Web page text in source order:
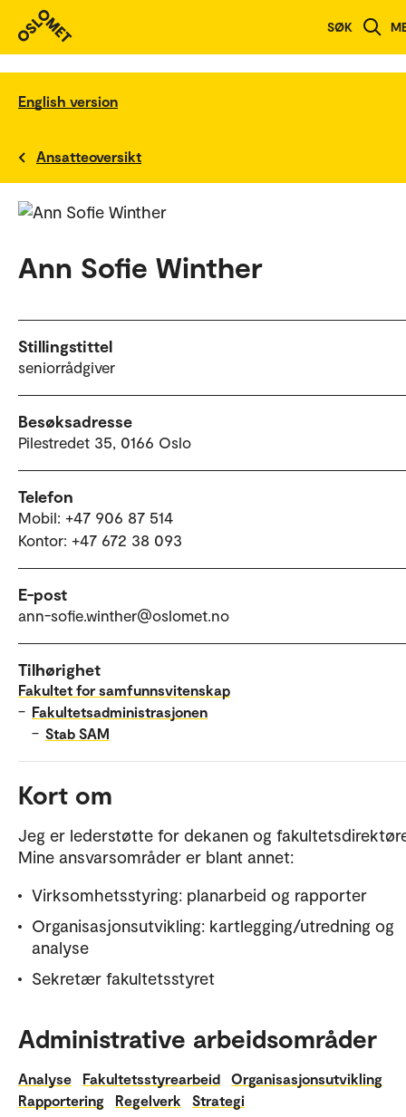
SØK
English version
Ansatteoversikt
Ann Sofie Winther
Stillingstittel
seniorrådgiver
Besøksadresse
Pilestredet 35, 0166 Oslo
Telefon
Mobil: +47 906 87 514
Kontor: +47 672 38 093
E-post
ann-sofie.winther@oslomet.no
Tilhørighet
Fakultet for samfunnsvitenskap
– Fakultetsadministrasjonen
– Stab SAM
Kort om
Jeg er lederstøtte for dekanen og
Mine ansvarsområder er blant annet:
Virksomhetsstyring: planarbeid og rapporter
Organisasjonsutvikling: kartlegging/utredning og
analyse
Sekretær fakultetsstyret
Administrative arbeidsområder
Analyse Fakultetsstyrearbeid
Organisasjonsutvikling
Rapportering
Regelverk Strategi